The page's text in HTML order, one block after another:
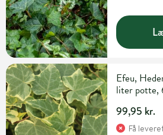
Efeu,
liter potte,
99,95 kr.
Få